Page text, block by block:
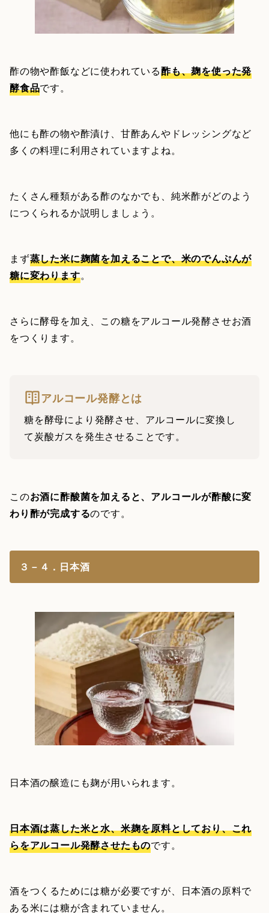
酢の物や酢飯などに使われている酢も、麹を使った発
酵食品です。
他にも酢の物や酢漬け、甘酢あんやドレッシングなど
多くの料理に利用されていますよね。
たくさん種類がある酢のなかでも、純米酢がどのよう
につくられるか説明しましょう。
まず蒸した米に麹菌を加えることで、米のでんぷんが
糖に変わります。
さらに酵母を加え、この糖をアルコール発酵させお酒
をつくります。
アルコール発酵とは
糖を酵母により発酵させ、アルコールに変換し
て炭酸ガスを発生させることです。
このお酒に酢酸菌を加えると、アルコールが酢酸に変
わり酢が完成するのです。
３－４．日本酒
日本酒の醸造にも麹が用いられます。
日本酒は蒸した米と水、米麹を原料としており、これ
らをアルコール発酵させたものです。
酒をつくるためには糖が必要ですが、日本酒の原料で
ある米には糖が含まれていません。